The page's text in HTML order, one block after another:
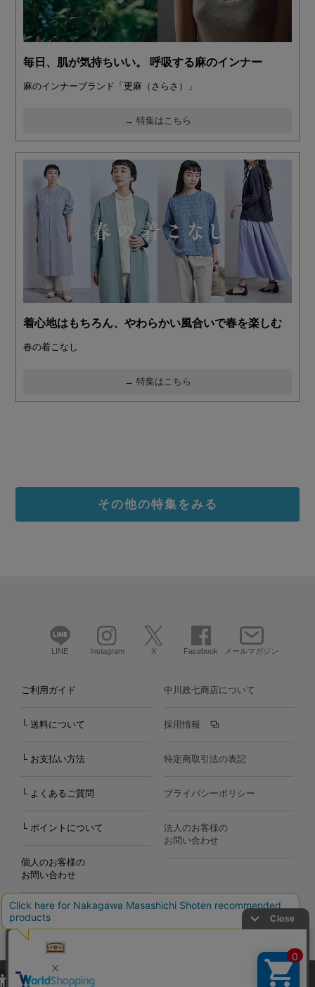
毎日、肌が気持ちいい。 呼吸する麻のインナー
麻のインナーブランド「更麻（さらさ）」
→ 特集はこちら
着心地はもちろん、やわらかい風合いで春を楽しむ
春の着こなし
→ 特集はこちら
その他の特集をみる
LINE Instagram X Facebook メールマガジン
ご利用ガイド
└ 送料について
└ お支払い方法
└ よくあるご質問
└ ポイントについて
個人のお客様の
お問い合わせ
中川政七商店について
採用情報
特定商取引法の表記
プライバシーポリシー
法人のお客様の
お問い合わせ
Copyright©2000-2026
当サイトでは、当サイト内における閲覧履歴・属性情報などの取得およ